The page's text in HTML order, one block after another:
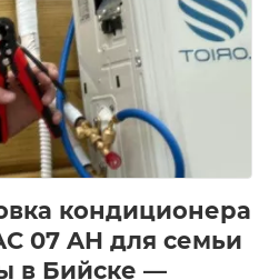
кондиционера
07 AH для семьи
в Бийске —